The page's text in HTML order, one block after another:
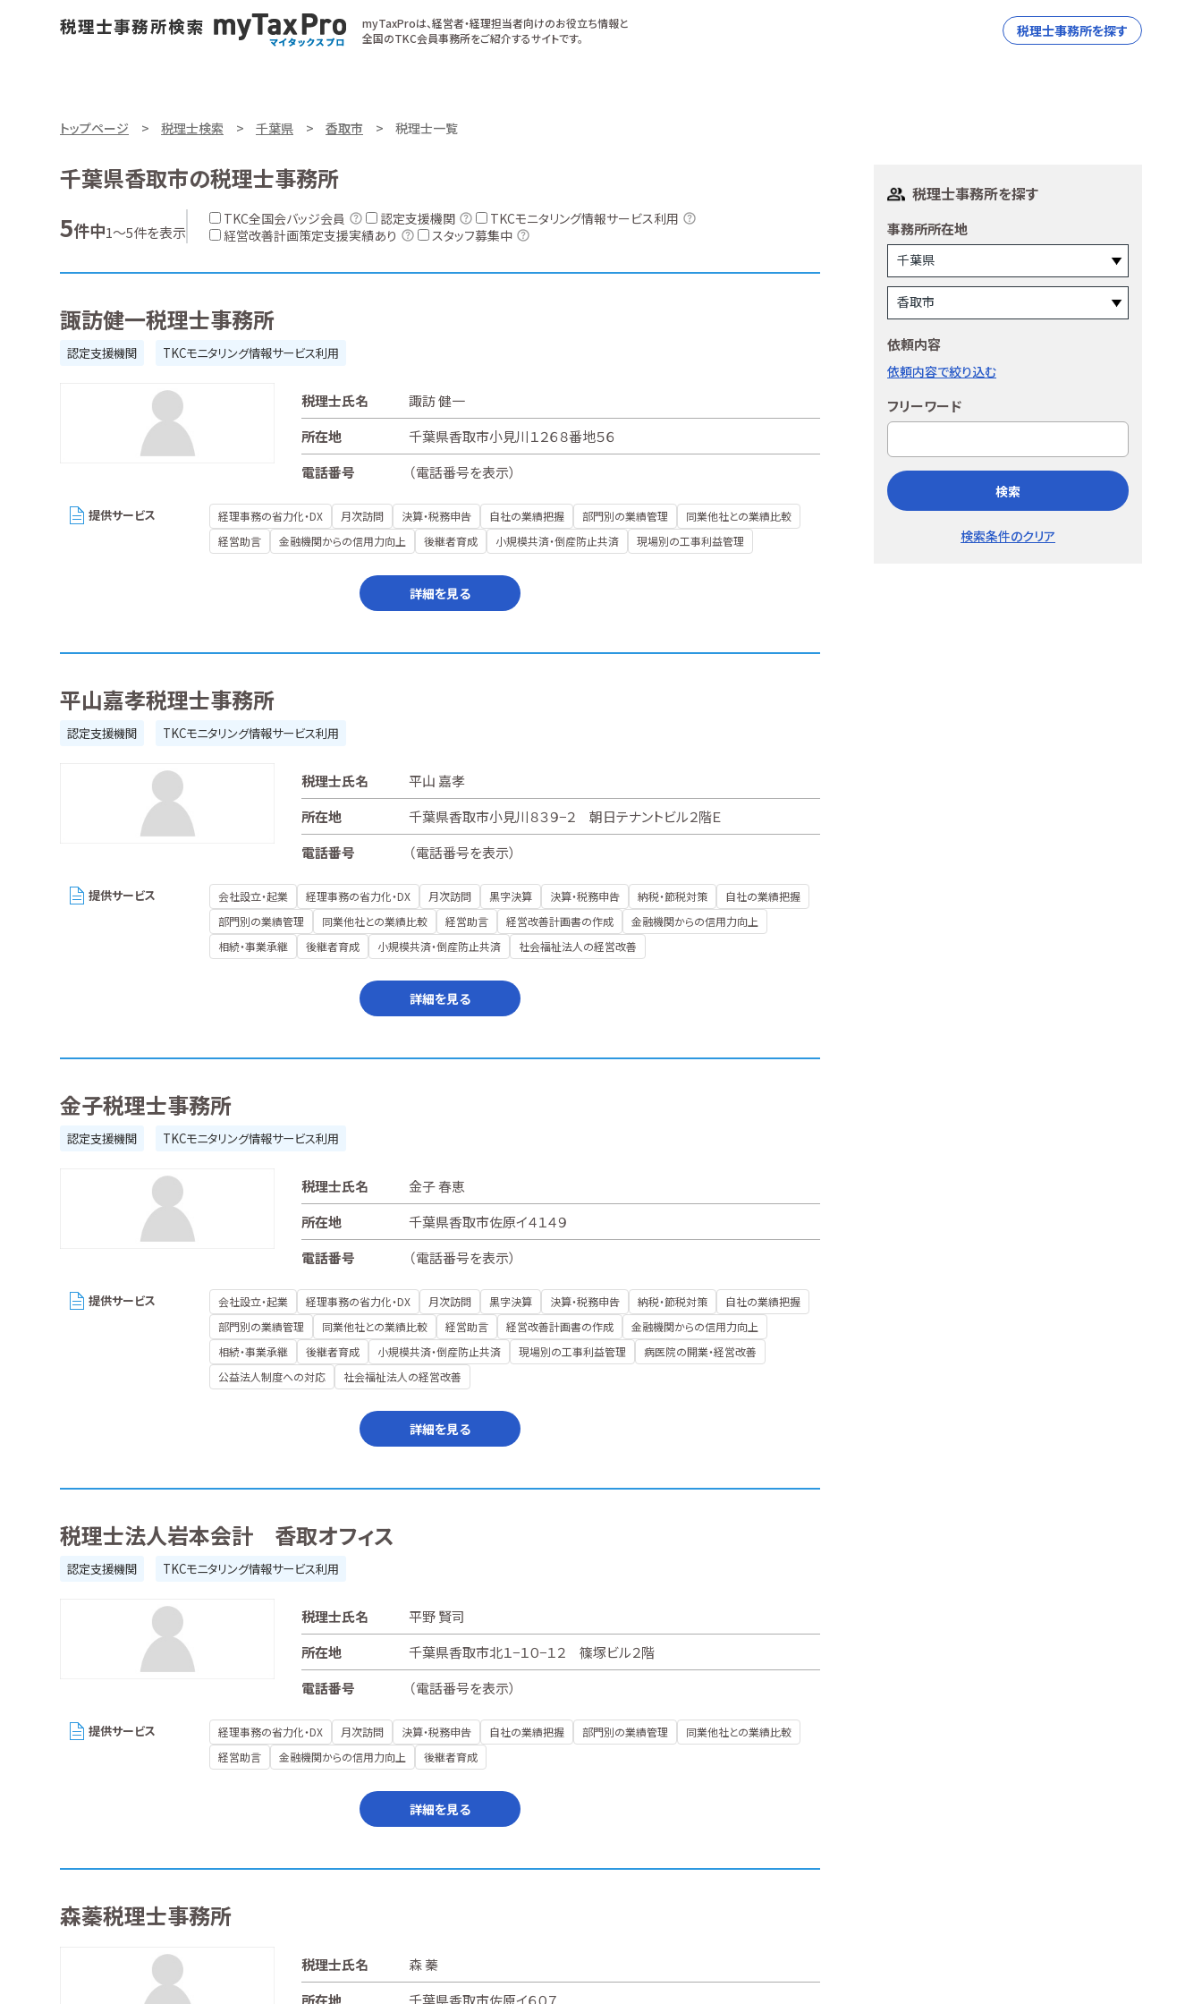
myTaxProは、経営者・経理担当者向けのお役立ち情報と
全国のTKC会員事務所をご紹介するサイトです。
税理士事務所を探す
トップページ 税理士検索 千葉県 香取市 税理士一覧
千葉県香取市の税理士事務所
5件中1～5件を表示
TKC全国会バッジ会員 認定支援機関
TKCモニタリング情報サービス利用
経営改善計画策定支援実績あり
スタッフ募集中
諏訪健一税理士事務所
認定支援機関 TKCモニタリング情報サービス利用
税理士氏名
諏訪 健一
所在地
千葉県香取市小見川１２６８番地５６
電話番号
（電話番号を表示）
提供サービス 経理事務の省力化・DX 月次訪問 決算・税務申告 自社の業績把握 部門別の業績管理
同業他社との業績比較
経営助言
金融機関からの信用力向上 後継者育成 小規模共済・倒産防止共済 現場別の工事利益管理
詳細を見る
平山嘉孝税理士事務所
認定支援機関 TKCモニタリング情報サービス利用
税理士氏名
平山 嘉孝
所在地
千葉県香取市小見川８３９−２ 朝日テナントビル２階Ｅ
電話番号
（電話番号を表示）
提供サービス 会社設立・起業 経理事務の省力化・DX 月次訪問 黒字決算 決算・税務申告 納税・節税対策
自社の業績把握
部門別の業績管理
同業他社との業績比較 経営助言 経営改善計画書の作成
金融機関からの信用力向上
相続・事業承継
後継者育成 小規模共済・倒産防止共済 社会福祉法人の経営改善
詳細を見る
金子税理士事務所
認定支援機関 TKCモニタリング情報サービス利用
税理士氏名
金子 春恵
所在地
千葉県香取市佐原イ４１４９
電話番号
（電話番号を表示）
提供サービス 会社設立・起業 経理事務の省力化・DX 月次訪問 黒字決算 決算・税務申告 納税・節税対策
自社の業績把握
部門別の業績管理
同業他社との業績比較 経営助言 経営改善計画書の作成
金融機関からの信用力向上
相続・事業承継
後継者育成 小規模共済・倒産防止共済 現場別の工事利益管理
病医院の開業・経営改善
公益法人制度への対応
社会福祉法人の経営改善
詳細を見る
税理士法人岩本会計 香取オフィス
認定支援機関 TKCモニタリング情報サービス利用
税理士氏名
平野 賢司
所在地
千葉県香取市北１−１０−１２ 篠塚ビル２階
電話番号
（電話番号を表示）
提供サービス 経理事務の省力化・DX 月次訪問 決算・税務申告 自社の業績把握 部門別の業績管理
同業他社との業績比較
経営助言
金融機関からの信用力向上 後継者育成
詳細を見る
森蓁税理士事務所
税理士氏名
森 蓁
所在地
千葉県香取市佐原イ６０７
税理士事務所を探す
事務所所在地
依頼内容
依頼内容で絞り込む
フリーワード
検索
検索条件のクリア